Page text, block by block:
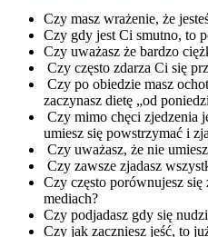
Czy masz wrażenie, że
Czy gdy jest Ci smutno, to
Czy uważasz że bardzo
Czy często zdarza Ci się
Czy po obiedzie masz
zaczynasz dietę „od
Czy mimo chęci zjedzenia
umiesz się powstrzymać i
Czy uważasz, że nie
Czy zawsze zjadasz
Czy często porównujesz
mediach?
Czy podjadasz gdy się
Czy jak zaczniesz jeść, to